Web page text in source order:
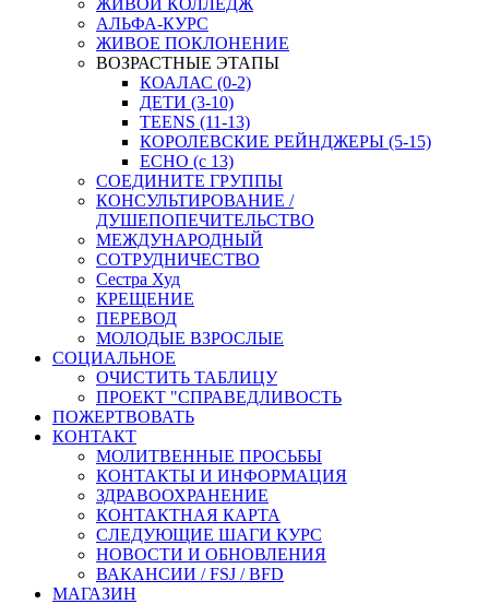
ЖИВОЙ КОЛЛЕДЖ
АЛЬФА-КУРС
ЖИВОЕ ПОКЛОНЕНИЕ
ВОЗРАСТНЫЕ ЭТАПЫ
КОАЛАС (0-2)
ДЕТИ (3-10)
TEENS (11-13)
КОРОЛЕВСКИЕ РЕЙНДЖЕРЫ (5-15)
ECHO (с 13)
СОЕДИНИТЕ ГРУППЫ
КОНСУЛЬТИРОВАНИЕ /
ДУШЕПОПЕЧИТЕЛЬСТВО
МЕЖДУНАРОДНЫЙ
СОТРУДНИЧЕСТВО
Сестра Худ
КРЕЩЕНИЕ
ПЕРЕВОД
МОЛОДЫЕ ВЗРОСЛЫЕ
СОЦИАЛЬНОЕ
ОЧИСТИТЬ ТАБЛИЦУ
ПРОЕКТ "СПРАВЕДЛИВОСТЬ
ПОЖЕРТВОВАТЬ
КОНТАКТ
МОЛИТВЕННЫЕ ПРОСЬБЫ
КОНТАКТЫ И ИНФОРМАЦИЯ
ЗДРАВООХРАНЕНИЕ
КОНТАКТНАЯ КАРТА
СЛЕДУЮЩИЕ ШАГИ КУРС
НОВОСТИ И ОБНОВЛЕНИЯ
ВАКАНСИИ / FSJ / BFD
МАГАЗИН